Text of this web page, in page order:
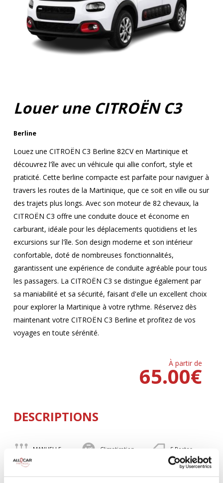
Louer une CITROËN C3
Berline
Louez une CITROËN C3 Berline 82CV en Martinique et
découvrez l'île avec un véhicule qui allie confort, style et
praticité. Cette berline compacte est parfaite pour naviguer à
travers les routes de la Martinique, que ce soit en ville ou sur
des trajets plus longs. Avec son moteur de 82 chevaux, la
CITROËN C3 offre une conduite douce et économe en
carburant, idéale pour les déplacements quotidiens et les
excursions sur l'île. Son design moderne et son intérieur
confortable, doté de nombreuses fonctionnalités,
garantissent une expérience de conduite agréable pour tous
les passagers. La CITROËN C3 se distingue également par
sa maniabilité et sa sécurité, faisant d'elle un excellent choix
pour explorer la Martinique à votre rythme. Réservez dès
maintenant votre CITROËN C3 Berline et profitez de vos
voyages en toute sérénité.
À partir de
€
65.00
DESCRIPTIONS
MANUELLE Climatisation 5 Portes
82 CV